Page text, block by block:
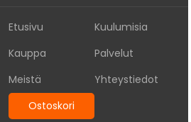
Etusivu
Kuulumisia
Kauppa
Palvelut
Meistä
Yhteystiedot
Ostoskori